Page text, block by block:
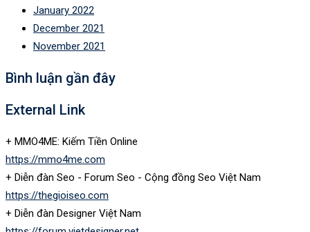
January 2022
December 2021
November 2021
Bình luận gần đây
External Link
+ MMO4ME: Kiếm Tiền Online
https://mmo4me.com
+ Diễn đàn Seo - Forum Seo - Cộng đồng Seo Việt Nam
https://thegioiseo.com
+ Diễn đàn Designer Việt Nam